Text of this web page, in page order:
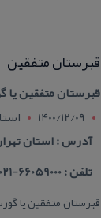
قبرستان متفقین
قبرستان متفقین یا
1400/12/09
آدرس : استان
تلفن : 66059000-021
قبرستان متفقین یا